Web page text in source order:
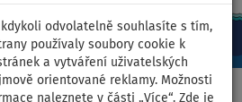
kdykoli odvolatelně souhlasíte s tím,
používaly soubory cookie k
a vytváření uživatelských
orientované reklamy. Možnosti
naleznete v části „Více“. Zde je
>WindSUP